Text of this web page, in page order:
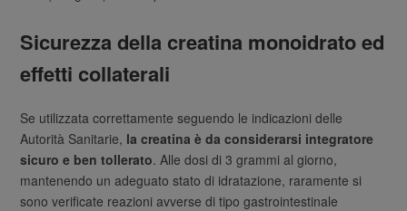
Sicurezza della creatina monoidrato ed
effetti collaterali
Se utilizzata correttamente seguendo le indicazioni delle
Autorità Sanitarie, la creatina è da considerarsi integratore
sicuro e ben tollerato. Alle dosi di 3 grammi al giorno,
mantenendo un adeguato stato di idratazione, raramente si
sono verificate reazioni avverse di tipo gastrointestinale